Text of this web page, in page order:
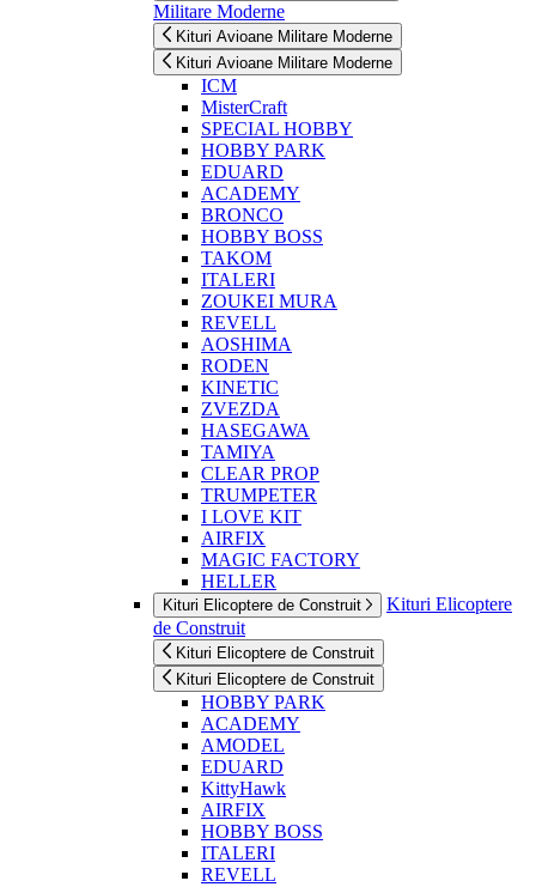
Militare Moderne
Kituri Avioane Militare Moderne
Kituri Avioane Militare Moderne
ICM
MisterCraft
SPECIAL HOBBY
HOBBY PARK
EDUARD
ACADEMY
BRONCO
HOBBY BOSS
TAKOM
ITALERI
ZOUKEI MURA
REVELL
AOSHIMA
RODEN
KINETIC
ZVEZDA
HASEGAWA
TAMIYA
CLEAR PROP
TRUMPETER
I LOVE KIT
AIRFIX
MAGIC FACTORY
HELLER
Kituri Elicoptere de Construit
Kituri Elicoptere
de Construit
Kituri Elicoptere de Construit
Kituri Elicoptere de Construit
HOBBY PARK
ACADEMY
AMODEL
EDUARD
KittyHawk
AIRFIX
HOBBY BOSS
ITALERI
REVELL